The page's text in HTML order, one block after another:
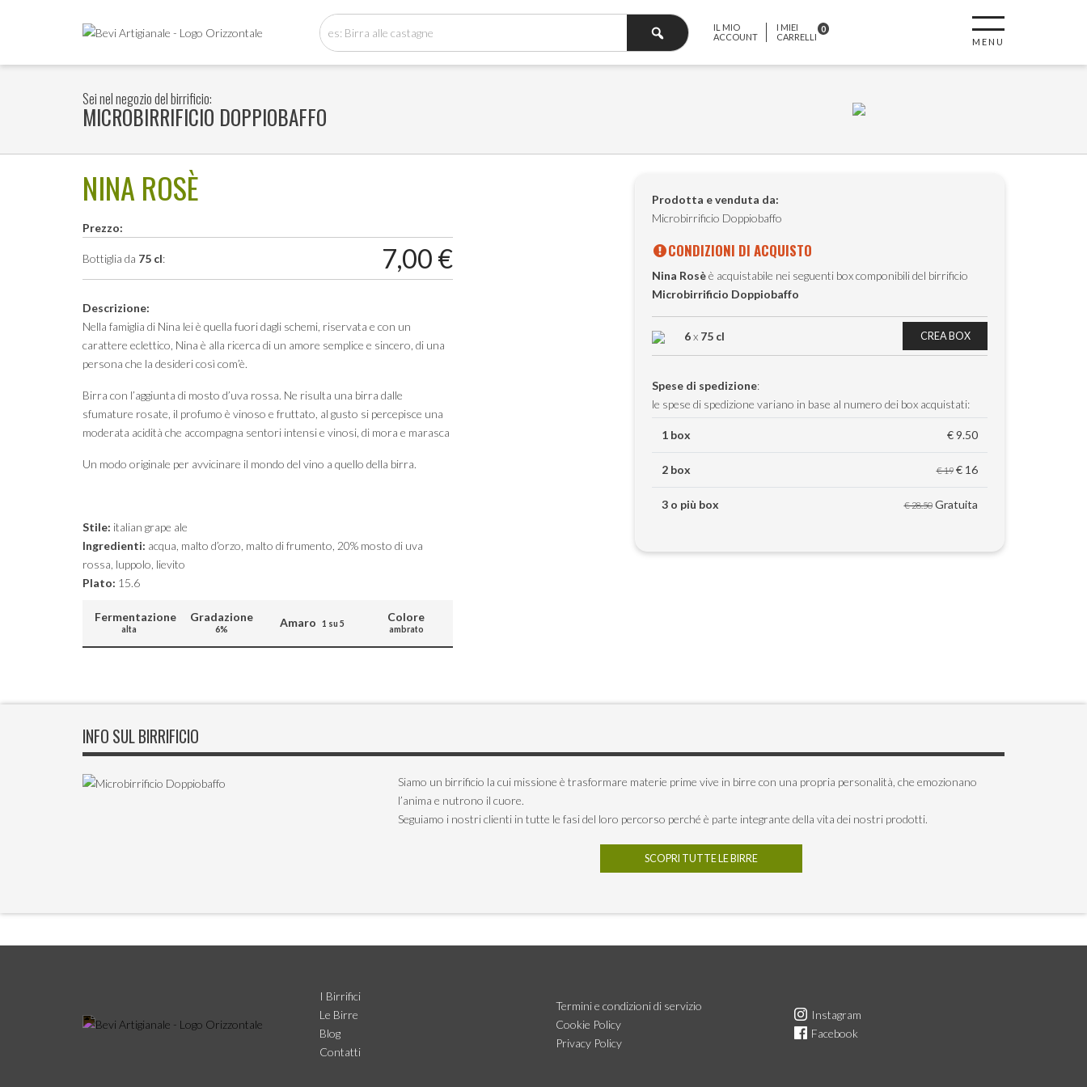
IL MIO
ACCOUNT
I MIEI
CARRELLI
0
MENU
Sei nel negozio del birrificio:
MICROBIRRIFICIO DOPPIOBAFFO
NINA ROSÈ
Prezzo:
Bottiglia da 75 cl: 7,00 €
Descrizione:
Nella famiglia di Nina lei è quella fuori dagli schemi, riservata e con un
carattere eclettico, Nina è alla ricerca di un amore semplice e sincero, di una
persona che la desideri così com’è.
Birra con l’aggiunta di mosto d’uva rossa. Ne risulta una birra dalle
sfumature rosate, il profumo è vinoso e fruttato, al gusto si percepisce una
moderata acidità che accompagna sentori intensi e vinosi, di mora e marasca
Un modo originale per avvicinare il mondo del vino a quello della birra.
Stile: italian grape ale
Ingredienti: acqua, malto d’orzo, malto di frumento, 20% mosto di uva
rossa, luppolo, lievito
Plato: 15.6
Fermentazione
alta
Gradazione
6% Amaro 1 su 5 Colore
ambrato
Prodotta e venduta da:
Microbirrificio Doppiobaffo
CONDIZIONI DI ACQUISTO
Nina Rosèè acquistabile nei seguenti box componibili del birrificio
Microbirrificio Doppiobaffo
6x 75 cl CREA BOX
Spese di spedizione:
le spese di spedizione variano in base al numero dei box acquistati:
1 box € 9.50
2 box € 19€ 16
3 o più box € 28.50Gratuita
INFO SUL BIRRIFICIO
Siamo un birrificio la cui missione è trasformare materie prime vive in birre con una propria personalità, che emozionano
l’anima e nutrono il cuore.
Seguiamo i nostri clienti in tutte le fasi del loro percorso perché è parte integrante della vita dei nostri prodotti.
SCOPRI TUTTE LE BIRRE
I Birrifici
Le Birre
Blog
Contatti
Termini e condizioni di servizio
Cookie Policy
Privacy Policy
Instagram
Facebook